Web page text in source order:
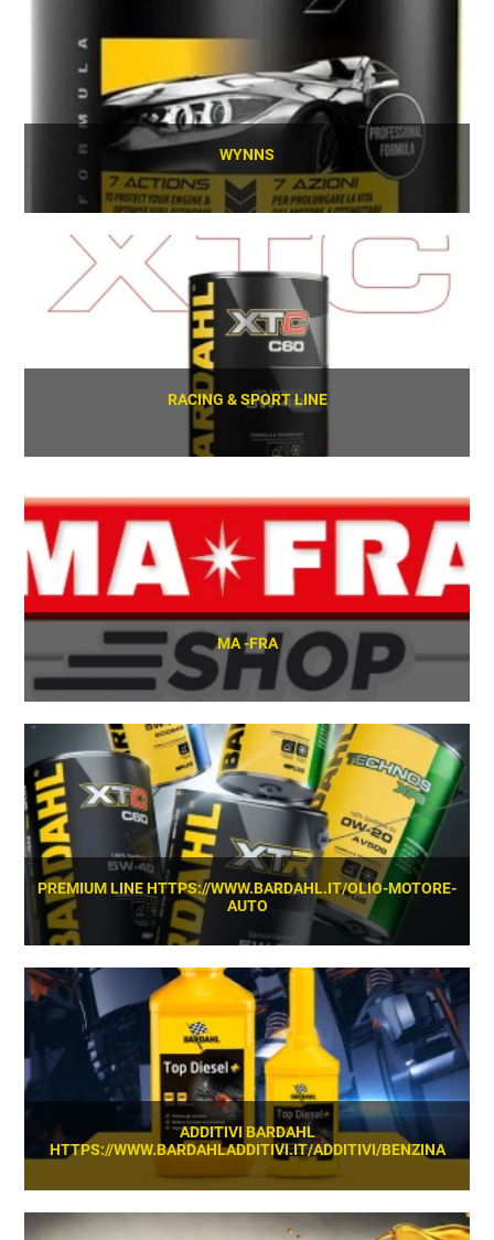
WYNNS
SCOPRI
RACING & SPORT LINE
MA -FRA
SCOPRI
PREMIUM LINE HTTPS://WWW.BARDAHL.IT/OLIO-MOTORE-
AUTO
SCOPRI
ADDITIVI BARDAHL
HTTPS://WWW.BARDAHLADDITIVI.IT/ADDITIVI/BENZINA
SCOPRI